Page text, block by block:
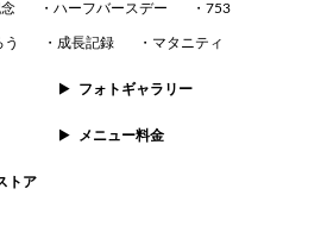
ハーフバースデー 753
う 成長記録 マタニティ
フォトギャラリー
メニュー料金
トア